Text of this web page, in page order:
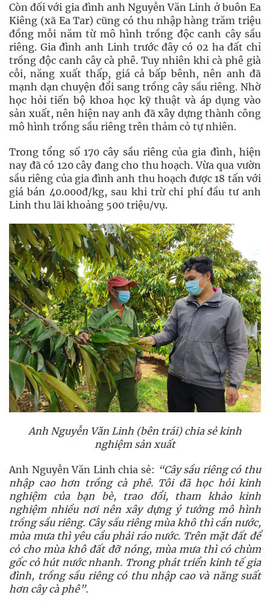
Còn đối với gia đình anh Nguyễn Văn Linh ở buôn Ea
Kiêng (xã Ea Tar) cũng có thu nhập hàng trăm triệu
đồng mỗi năm từ mô hình trồng độc canh cây sầu
riêng. Gia đình anh Linh trước đây có 02 ha đất chỉ
trồng độc canh cây cà phê. Tuy nhiên khi cà phê già
cỗi, năng xuất thấp, giá cả bấp bênh, nên anh đã
mạnh dạn chuyện đổi sang trồng cây sầu riêng. Nhờ
học hỏi tiến bộ khoa học kỹ thuật và áp dụng vào
sản xuất, nên hiện nay anh đã xây dựng thành công
mô hình trồng sầu riêng trên thảm cỏ tự nhiên.
Trong tổng số 170 cây sầu riêng của gia đình, hiện
nay đã có 120 cây đang cho thu hoạch. Vừa qua vườn
sầu riêng của gia đình anh thu hoạch được 18 tấn với
giá bán 40.000đ/kg, sau khi trừ chi phí đầu tư anh
Linh thu lãi khoảng 500 triệu/vụ.
Anh Nguyễn Văn Linh (bên trái) chia sẻ kinh
nghiệm sản xuất
Anh Nguyễn Văn Linh chia sẻ: “Cây sầu riêng có thu
nhập cao hơn trồng cà phê. Tôi đã học hỏi kinh
nghiệm của bạn bè, trao đổi, tham khảo kinh
nghiệm nhiều nơi nên xây dựng ý tưởng mô hình
trồng sầu riêng. Cây sầu riêng mùa khô thì cần nước,
mùa mưa thì yêu cầu phải ráo nước. Trên mặt đất để
cỏ cho mùa khô đất đỡ nóng, mùa mưa thì có chùm
gốc cỏ hút nước nhanh. Trong phát triển kinh tế gia
đình, trồng sầu riêng có thu nhập cao và năng suất
hơn cây cà phê”.